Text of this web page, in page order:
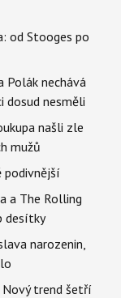
od Stooges po
Polák nechává
dosud nesměli
našli zle
mužů
podivnější
a The Rolling
desítky
narozenin,
Nový trend šetří